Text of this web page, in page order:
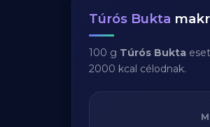
Túrós Bukta
100 g Túrós Bukta
2000 kcal célodnak.